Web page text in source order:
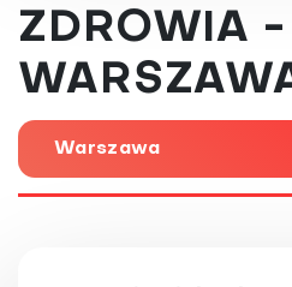
ZDROWIA -
Warszawa